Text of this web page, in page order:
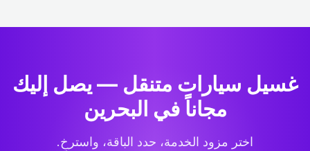
غسيل سيارات متنقل — يصل إليك
مجاناً في البحرين
اختر مزود الخدمة، حدد الباقة، واسترخِ.